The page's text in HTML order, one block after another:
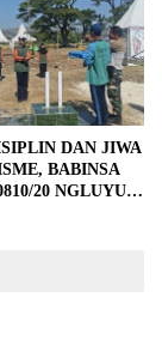
DAN JIWA
BABINSA
20 NGLUYU